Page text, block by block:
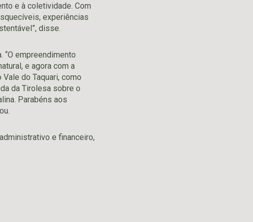
e à coletividade. Com
experiências
disse.
“O empreendimento
e agora com a
do Taquari, como
da Tirolesa sobre o
Parabéns aos
e financeiro,